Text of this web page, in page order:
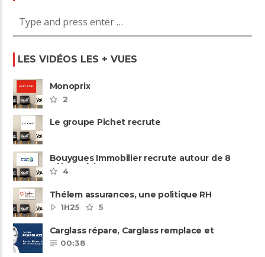
LES VIDÉOS LES + VUES
Monoprix
2
Le groupe Pichet recrute
Bouygues Immobilier recrute autour de 8
pôles métiers
4
Thélem assurances, une politique RH
ambitieuse
1H25 5
Carglass répare, Carglass remplace et
Carglass embauche également.
00:38